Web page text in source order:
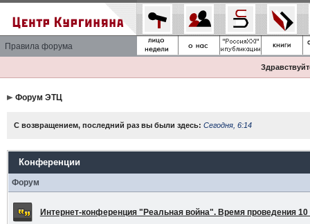
Правила форума
Форум ЭТЦ
С возвращением, последний раз вы были здесь: Сегодня, 6:14
Конференции
Форум
Интернет-конференция "Реальная война". Время проведения 10